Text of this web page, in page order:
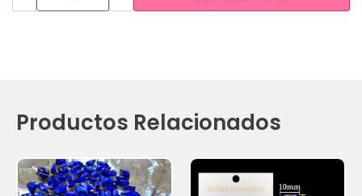
Productos Relacionados